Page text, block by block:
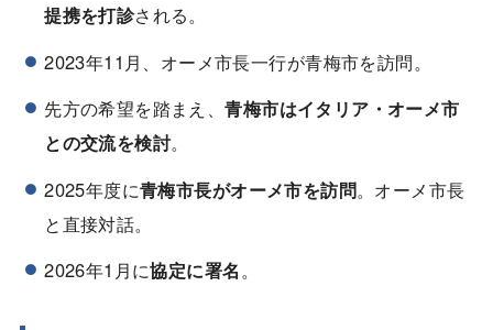
提携を打診される。
2023年11月、オーメ市長一行が青梅市を訪問。
先方の希望を踏まえ、青梅市はイタリア・オーメ市
との交流を検討。
2025年度に青梅市長がオーメ市を訪問。オーメ市長
と直接対話。
2026年1月に協定に署名。